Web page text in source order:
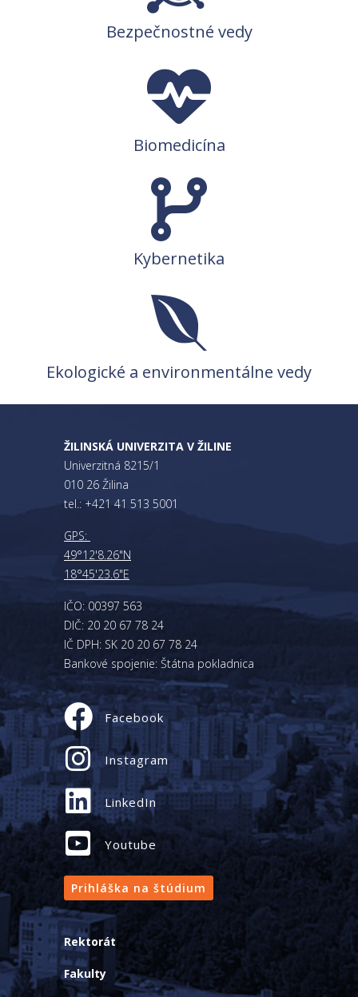
Bezpečnostné vedy
Biomedicína
Kybernetika
Ekologické a environmentálne vedy
ŽILINSKÁ UNIVERZITA V ŽILINE
Univerzitná 8215/1
010 26 Žilina
tel.: +421 41 513 5001
GPS:
49°12'8.26"N
18°45'23.6"E
IČO: 00397 563
DIČ: 20 20 67 78 24
IČ DPH: SK 20 20 67 78 24
Bankové spojenie: Štátna pokladnica
Facebook
Instagram
LinkedIn
Youtube
Prihláška na štúdium
Rektorát
Fakulty